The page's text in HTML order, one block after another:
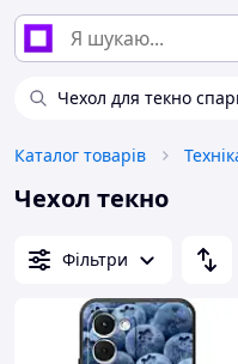
Чехол для текно
Каталог товарів
Чехол текно
Фільтри